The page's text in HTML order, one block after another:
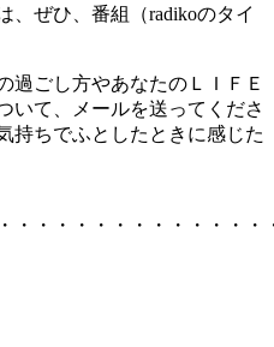
、ぜひ、番組（radikoのタイ
過ごし方やあなたのＬＩＦＥ
いて、メールを送ってくださ
持ちでふとしたときに感じた
・・・・・・・・・・・・